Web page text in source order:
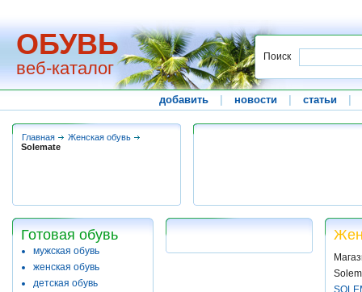
ОБУВЬ
веб-каталог
Поиск
добавить новости статьи
Главная
Женская обувь
Solemate
Готовая обувь
мужская обувь
женская обувь
детская обувь